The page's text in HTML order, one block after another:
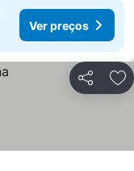
Ver preços
Partilhar